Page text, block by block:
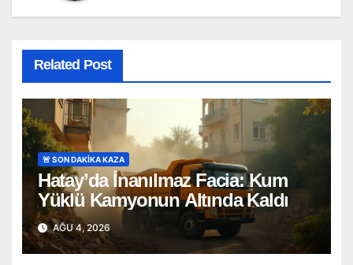
Related Post
🚨 SON DAKİKA KAZA
Hatay’da İnanılmaz Facia: Kum
Yüklü Kamyonun Altında Kaldı
AĞU 4, 2026